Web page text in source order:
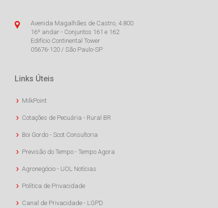
Avenida Magalhães de Castro, 4.800
16º andar - Conjuntos 161 e 162
Edifício Continental Tower
05676-120 / São Paulo-SP
Links Úteis
MilkPoint
Cotações de Pecuária - Rural BR
Boi Gordo - Scot Consultoria
Previsão do Tempo - Tempo Agora
Agronegócio - UOL Notícias
Política de Privacidade
Canal de Privacidade - LGPD